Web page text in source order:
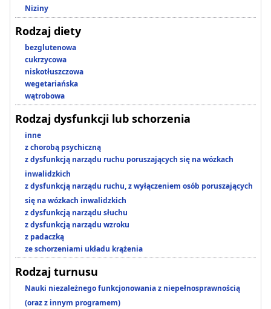
Niziny
Rodzaj diety
bezglutenowa
cukrzycowa
niskotłuszczowa
wegetariańska
wątrobowa
Rodzaj dysfunkcji lub schorzenia
inne
z chorobą psychiczną
z dysfunkcją narządu ruchu poruszających się na wózkach
inwalidzkich
z dysfunkcją narządu ruchu, z wyłączeniem osób poruszających
się na wózkach inwalidzkich
z dysfunkcją narządu słuchu
z dysfunkcją narządu wzroku
z padaczką
ze schorzeniami układu krążenia
Rodzaj turnusu
Nauki niezależnego funkcjonowania z niepełnosprawnością
(oraz z innym programem)